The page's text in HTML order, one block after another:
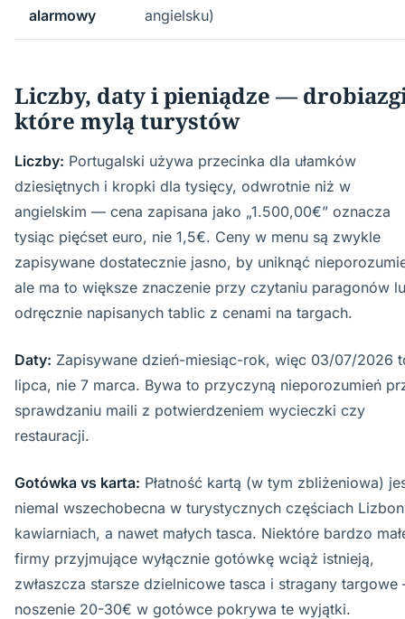
alarmowy angielsku)
Liczby, daty i pieniądze —
które mylą turystów
Liczby: Portugalski używa przecinka dla ułamków
dziesiętnych i kropki dla tysięcy, odwrotnie niż w
angielskim — cena zapisana jako „1.500,00€” oznacza
tysiąc pięćset euro, nie 1,5€. Ceny w menu są zwykle
zapisywane dostatecznie jasno, by uniknąć
ale ma to większe znaczenie przy czytaniu paragonów
odręcznie napisanych tablic z cenami na targach.
Daty: Zapisywane dzień-miesiąc-rok, więc 03/07/2026
lipca, nie 7 marca. Bywa to przyczyną nieporozumień
sprawdzaniu maili z potwierdzeniem wycieczki czy
restauracji.
Gotówka vs karta: Płatność kartą (w tym zbliżeniowa)
niemal wszechobecna w turystycznych częściach
kawiarniach, a nawet małych tasca. Niektóre bardzo
firmy przyjmujące wyłącznie gotówkę wciąż istnieją,
zwłaszcza starsze dzielnicowe tasca i stragany
noszenie 20-30€ w gotówce pokrywa te wyjątki.